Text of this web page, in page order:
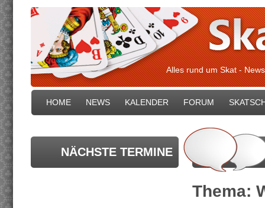
Alles rund um Skat -
HOME NEWS KALENDER FORUM
NÄCHSTE TERMINE
Thema: